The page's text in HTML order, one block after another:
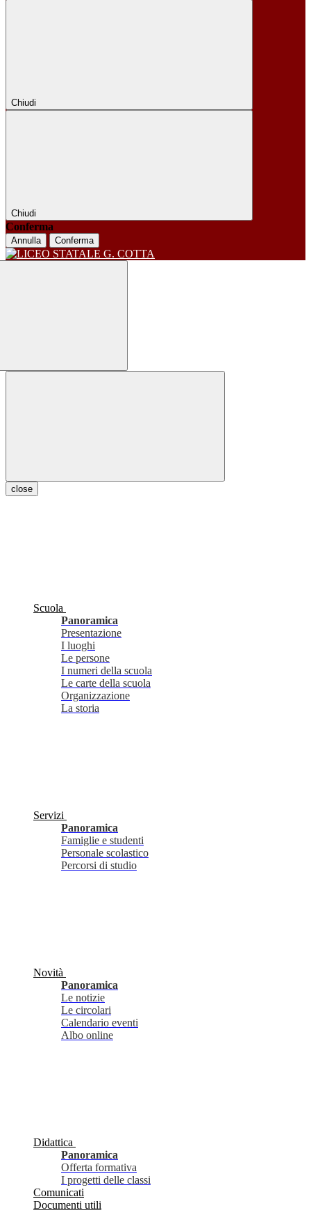
Chiudi
Chiudi
Conferma
Annulla Conferma
close
Scuola
Panoramica
Presentazione
I luoghi
Le persone
I numeri della scuola
Le carte della scuola
Organizzazione
La storia
Servizi
Panoramica
Famiglie e studenti
Personale scolastico
Percorsi di studio
Novità
Panoramica
Le notizie
Le circolari
Calendario eventi
Albo online
Didattica
Panoramica
Offerta formativa
I progetti delle classi
Comunicati
Documenti utili